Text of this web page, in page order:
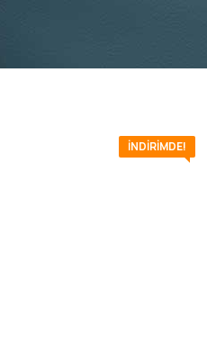
İNDIRIMDE!